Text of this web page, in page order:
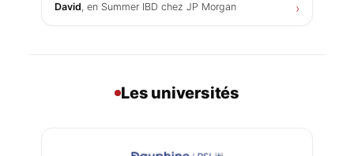
David, en Summer IBD chez JP Morgan ›
Les universités